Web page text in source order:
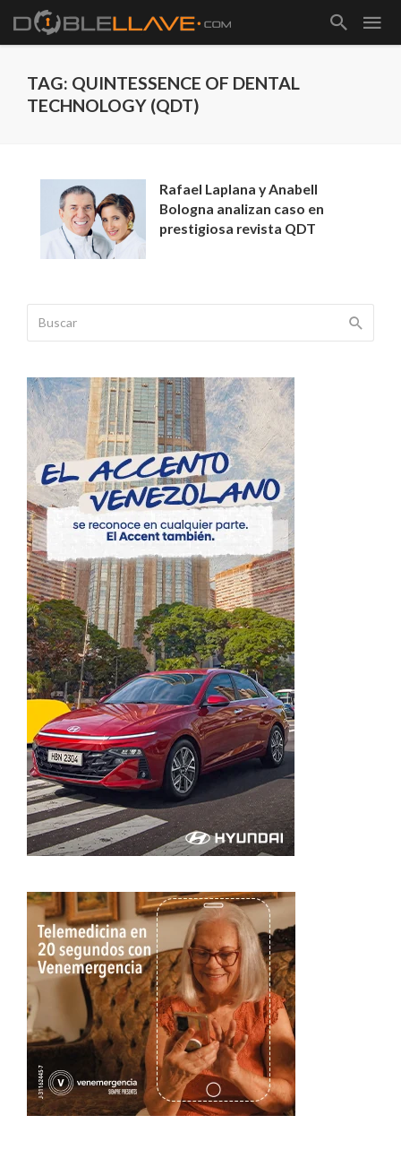
TAG: QUINTESSENCE OF DENTAL
TECHNOLOGY (QDT)
Rafael Laplana y Anabell
Bologna analizan caso en
prestigiosa revista QDT